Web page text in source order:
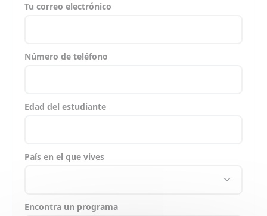
Tu correo electrónico
Número de teléfono
Edad del estudiante
País en el que vives
Encontra un programa